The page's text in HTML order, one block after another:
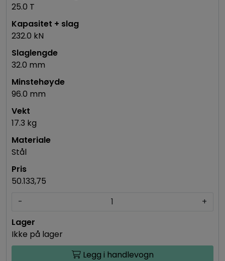
25.0 T
232.0 kN
32.0 mm
96.0 mm
17.3 kg
Stål
50.133,75
-
+
Ikke på lager
Legg i handlevogn